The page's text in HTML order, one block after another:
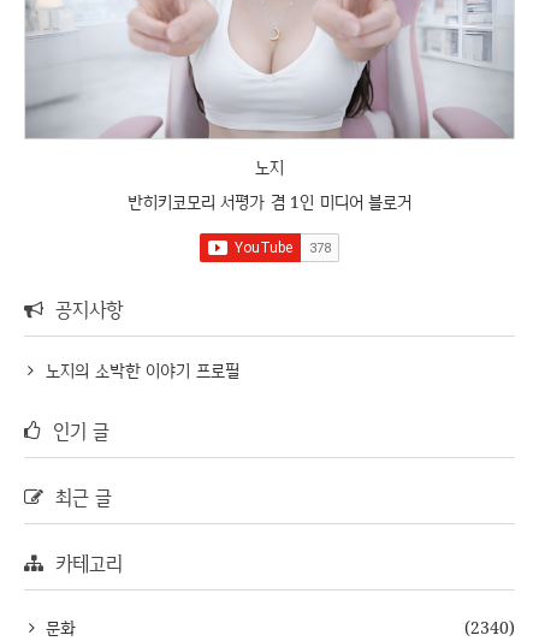
노지
반히키코모리 서평가 겸 1인 미디어 블로거
공지사항
노지의 소박한 이야기 프로필
인기 글
최근 글
카테고리
문화
(2340)